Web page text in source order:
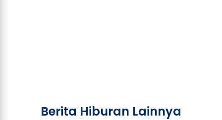
Berita Hiburan Lainnya